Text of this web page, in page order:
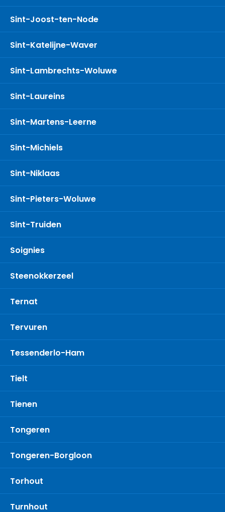
Sint-Joost-ten-Node
Sint-Katelijne-Waver
Sint-Lambrechts-Woluwe
Sint-Laureins
Sint-Martens-Leerne
Sint-Michiels
Sint-Niklaas
Sint-Pieters-Woluwe
Sint-Truiden
Soignies
Steenokkerzeel
Ternat
Tervuren
Tessenderlo-Ham
Tielt
Tienen
Tongeren
Tongeren-Borgloon
Torhout
Turnhout